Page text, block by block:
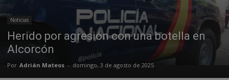
Noticias
Herido por agresión con una botella en
Alcorcón
Por Adrián Mateos - domingo, 3 de agosto de 2025